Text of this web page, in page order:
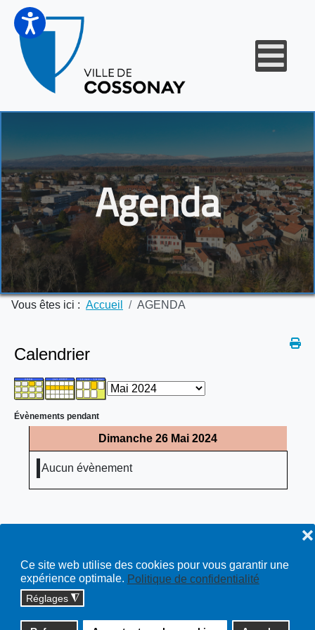
Ce site web utilise des cookies pour vous garantir une
expérience optimale. Politique de confidentialité
Réglages ◮
❌
Agenda
Vous êtes ici : Accueil AGENDA
Calendrier
Évènements pendant
Dimanche 26 Mai 2024
Aucun évènement
Copyright © 2026 cossonay.ch - tous droits réservés | site :